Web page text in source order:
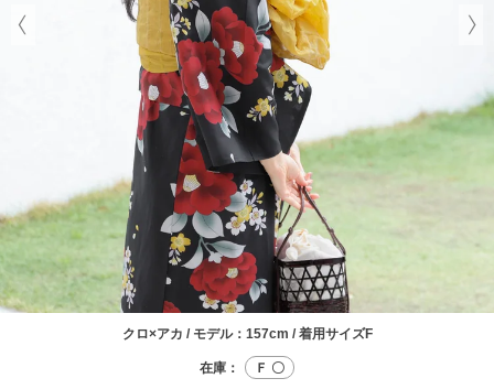
クロ×アカ / モデル：157cm / 着用サイズF
在庫： Ｆ 〇